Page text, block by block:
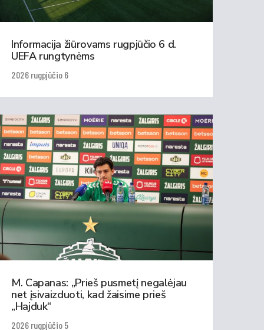
Informacija žiūrovams rugpjūčio 6 d.
UEFA rungtynėms
2026 rugpjūčio 6
M. Capanas: „Prieš pusmetį negalėjau
net įsivaizduoti, kad žaisime prieš
„Hajduk“
2026 rugpjūčio 5